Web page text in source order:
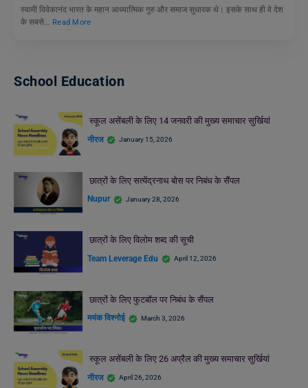
स्वामी विवेकानंद भारत के महान आध्यात्मिक गुरु और समाज सुधारक थे। इसके साथ ही वे देश
के सबसे… Read More
School Education
स्कूल असेंबली के लिए 14 जनवरी की मुख्य समाचार सुर्खियां
नीरज January 15, 2026
छात्रों के लिए सत्येंद्रनाथ बोस पर निबंध के सैंपल
Nupur January 28, 2026
छात्रों के लिए विलोम शब्द की सूची
Team Leverage Edu April 12, 2026
छात्रों के लिए फुटबॉल पर निबंध के सैंपल
मयंक विश्नोई March 3, 2026
स्कूल असेंबली के लिए 26 अप्रैल की मुख्य समाचार सुर्खियां
नीरज April 26, 2026